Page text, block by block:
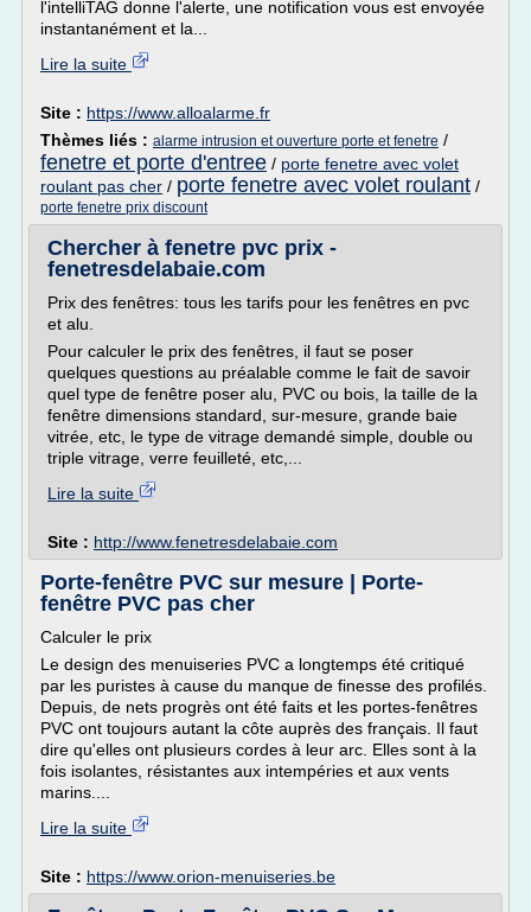
l'intelliTAG donne l'alerte, une notification vous est envoyée
instantanément et la...
Lire la suite
Site : https://www.alloalarme.fr
Thèmes liés : alarme intrusion et ouverture porte et fenetre /
fenetre et porte d'entree / porte fenetre avec volet
roulant pas cher / porte fenetre avec volet roulant /
porte fenetre prix discount
Chercher à fenetre pvc prix -
fenetresdelabaie.com
Prix des fenêtres: tous les tarifs pour les fenêtres en pvc
et alu.
Pour calculer le prix des fenêtres, il faut se poser
quelques questions au préalable comme le fait de savoir
quel type de fenêtre poser alu, PVC ou bois, la taille de la
fenêtre dimensions standard, sur-mesure, grande baie
vitrée, etc, le type de vitrage demandé simple, double ou
triple vitrage, verre feuilleté, etc,...
Lire la suite
Site : http://www.fenetresdelabaie.com
Porte-fenêtre PVC sur mesure | Porte-
fenêtre PVC pas cher
Calculer le prix
Le design des menuiseries PVC a longtemps été critiqué
par les puristes à cause du manque de finesse des profilés.
Depuis, de nets progrès ont été faits et les portes-fenêtres
PVC ont toujours autant la côte auprès des français. Il faut
dire qu'elles ont plusieurs cordes à leur arc. Elles sont à la
fois isolantes, résistantes aux intempéries et aux vents
marins....
Lire la suite
Site : https://www.orion-menuiseries.be